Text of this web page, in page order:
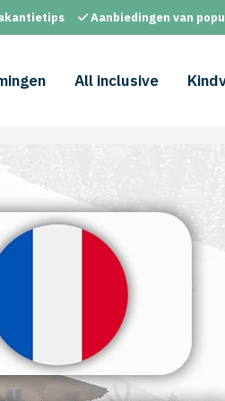
Aanbiedingen van
All inclusive